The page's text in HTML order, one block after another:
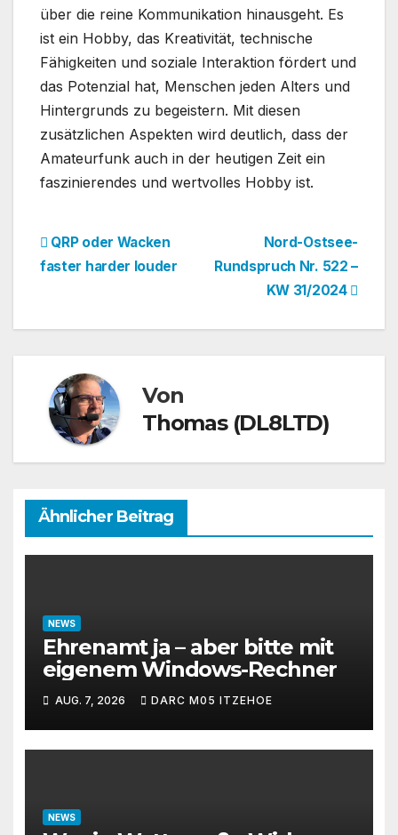
über die reine Kommunikation hinausgeht. Es
ist ein Hobby, das Kreativität, technische
Fähigkeiten und soziale Interaktion fördert und
das Potenzial hat, Menschen jeden Alters und
Hintergrunds zu begeistern. Mit diesen
zusätzlichen Aspekten wird deutlich, dass der
Amateurfunk auch in der heutigen Zeit ein
faszinierendes und wertvolles Hobby ist.
BeitragsnavigationNord-Ostsee-
Rundspruch Nr. 522 –
KW 31/2024
QRP oder Wacken
faster harder louder
Von
Thomas (DL8LTD)
Ähnlicher Beitrag
NEWS
Ehrenamt ja – aber bitte mit
eigenem Windows-Rechner
AUG. 7, 2026 DARC M05 ITZEHOE
NEWS